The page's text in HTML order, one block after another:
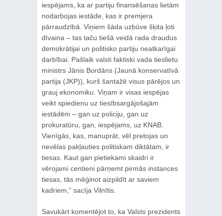
iespējams, ka ar partiju finansēšanas lietām
nodarbojas iestāde, kas ir premjera
pārraudzībā. Viņiem šāda uzbūve šķita ļoti
dīvaina – tas taču tiešā veidā rada draudus
demokrātijai un politisko partiju neatkarīgai
darbībai. Pašlaik valsti faktiski vada tieslietu
ministrs Jānis Bordāns (Jaunā konservatīvā
partija (JKP)), kurš šantažē visus pārējos un
grauj ekonomiku. Viņam ir visas iespējas
veikt spiedienu uz tiesībsargājošajām
iestādēm – gan uz policiju, gan uz
prokuratūru, gan, iespējams, uz KNAB.
Vienīgās, kas, manuprāt, vēl pretojas un
nevēlas pakļauties politiskam diktātam, ir
tiesas. Kaut gan pietiekami skaidri ir
vērojami centieni pārņemt pirmās instances
tiesas, tās mēģinot aizpildīt ar saviem
kadriem,” sacīja Vilnītis.
Savukārt komentējot to, ka Valsts prezidents